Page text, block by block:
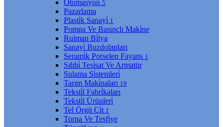
Otomasyon 5
Pazarlama
Plasti̇k Sanayi̇ 1
Pompa Ve Basınçlı Maki̇ne
Rulman Bi̇lya
Sanayi̇ Buzdolapları
Serami̇k Porselen Fayans 1
Sıhhi̇ Tesi̇sat Ve Armatür
Sulama Si̇stemleri̇
Tarım Maki̇naları 19
Teksti̇l Fabri̇kaları
Teksti̇l Ürünleri̇
Tel Örgü Çi̇t 1
Torna Ve Tesfi̇ye